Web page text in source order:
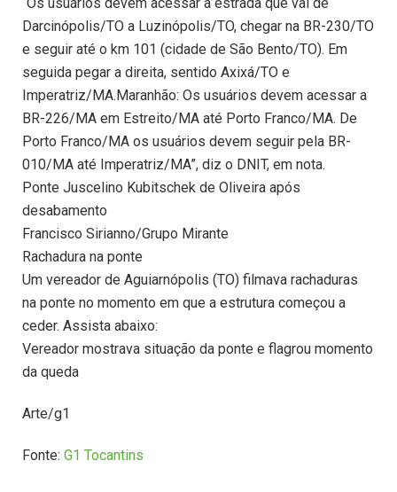
Darcinópolis/TO a Luzinópolis/TO, chegar na BR-230/TO
e seguir até o km 101 (cidade de São Bento/TO). Em
seguida pegar a direita, sentido Axixá/TO e
Imperatriz/MA.Maranhão: Os usuários devem acessar a
BR-226/MA em Estreito/MA até Porto Franco/MA. De
Porto Franco/MA os usuários devem seguir pela BR-
010/MA até Imperatriz/MA”, diz o DNIT, em nota.
Ponte Juscelino Kubitschek de Oliveira após
desabamento
Francisco Sirianno/Grupo Mirante
Rachadura na ponte
Um vereador de Aguiarnópolis (TO) filmava rachaduras
na ponte no momento em que a estrutura começou a
ceder. Assista abaixo:
Vereador mostrava situação da ponte e flagrou momento
da queda
Arte/g1
Fonte: G1 Tocantins